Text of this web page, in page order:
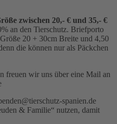
zwischen 20,- € und 35,- €
an den Tierschutz. Briefporto
20 + 30cm Breite und 4,50
die können nur als Päckchen
freuen wir uns über eine Mail an
spanien.de
& Familie“ nutzen, damit